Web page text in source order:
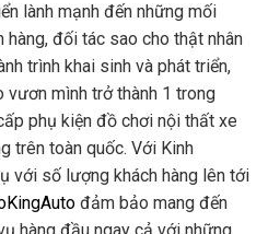
lành mạnh đến những mối
đối tác sao cho thật nhân
trình khai sinh và phát triển,
mình trở thành 1 trong
phụ kiện đồ chơi nội thất xe
trên toàn quốc. Với Kinh
với số lượng khách hàng lên tới
đảm bảo mang đến